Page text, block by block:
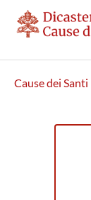
Cause dei Santi